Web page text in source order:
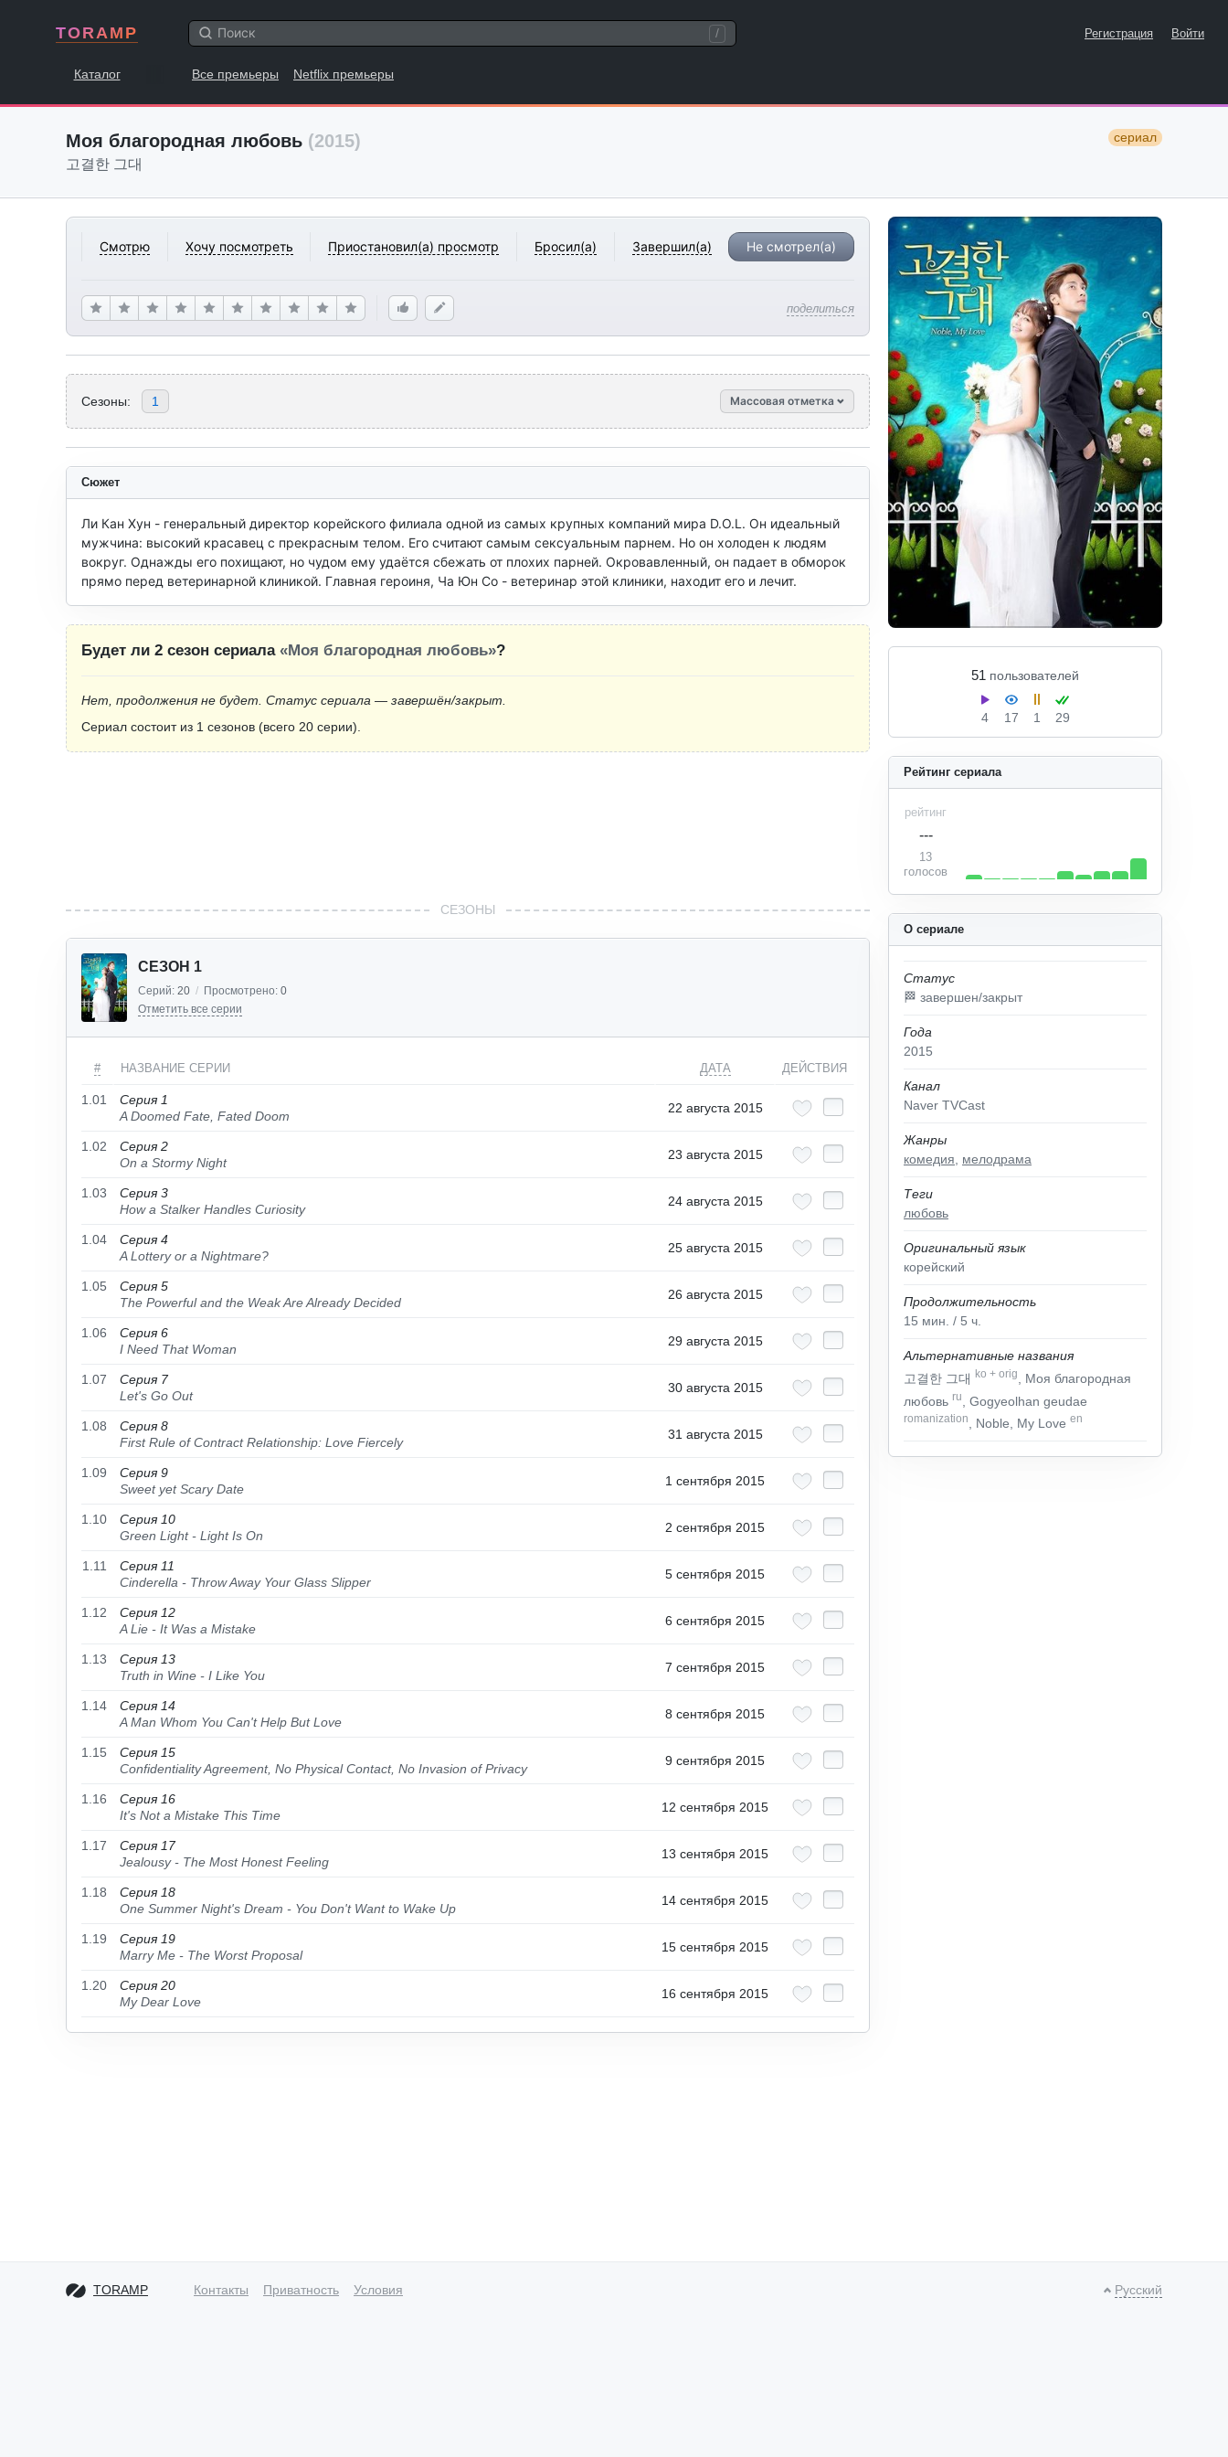
TORAMP / Регистрация Войти
Каталог Все премьеры Netflix премьеры
Моя благородная любовь (2015) сериал
고결한 그대
Смотрю Хочу посмотреть Приостановил(а) просмотр Бросил(а) Завершил(а) Не смотрел(а)
поделиться
51 пользователей
4 17 1 29
Сезоны: 1 Массовая отметка
О сериале
Статус
🏁 завершен/закрыт
Года
2015
Канал
Naver TVCast
Жанры
комедия
мелодрама
Теги
любовь
Оригинальный язык
корейский
Продолжительность
15 мин. / 5 ч.
Альтернативные названия
고결한 그대 ko + orig
, Моя благородная
любовь ru , Gogyeolhan geudae
romanization , Noble, My Love en
Рейтинг сериала
рейтинг
---
13
голосов
Сюжет
Ли Кан Хун - генеральный директор корейского филиала одной из самых крупных компаний мира D.O.L. Он идеальный
мужчина: высокий красавец с прекрасным телом. Его считают самым сексуальным парнем. Но он холоден к людям
вокруг. Однажды его похищают, но чудом ему удаётся сбежать от плохих парней. Окровавленный, он падает в обморок
прямо перед ветеринарной клиникой. Главная героиня, Ча Юн Со - ветеринар этой клиники, находит его и лечит.
Будет ли 2 сезон сериала «Моя благородная любовь»?
Нет, продолжения не будет. Статус сериала — завершён/закрыт.
Сериал состоит из 1 сезонов (всего 20 серии).
СЕЗОНЫ
СЕЗОН 1
Серий: 20 / Просмотрено: 0
Отметить все серии
# НАЗВАНИЕ СЕРИИ ДАТА ДЕЙСТВИЯ
1.01
Серия 1
A Doomed Fate, Fated Doom
22 августа 2015
1.02
Серия 2
On a Stormy Night
23 августа 2015
1.03
Серия 3
How a Stalker Handles Curiosity
24 августа 2015
1.04
Серия 4
A Lottery or a Nightmare?
25 августа 2015
1.05
Серия 5
The Powerful and the Weak Are Already Decided
26 августа 2015
1.06
Серия 6
I Need That Woman
29 августа 2015
1.07
Серия 7
Let's Go Out
30 августа 2015
1.08
Серия 8
First Rule of Contract Relationship: Love Fiercely
31 августа 2015
1.09
Серия 9
Sweet yet Scary Date
1 сентября 2015
1.10
Серия 10
Green Light - Light Is On
2 сентября 2015
1.11
Серия 11
Cinderella - Throw Away Your Glass Slipper
5 сентября 2015
1.12
Серия 12
A Lie - It Was a Mistake
6 сентября 2015
1.13
Серия 13
Truth in Wine - I Like You
7 сентября 2015
1.14
Серия 14
A Man Whom You Can't Help But Love
8 сентября 2015
1.15
Серия 15
Confidentiality Agreement, No Physical Contact, No Invasion of Privacy
9 сентября 2015
1.16
Серия 16
It's Not a Mistake This Time
12 сентября 2015
1.17
Серия 17
Jealousy - The Most Honest Feeling
13 сентября 2015
1.18
Серия 18
One Summer Night's Dream - You Don't Want to Wake Up
14 сентября 2015
1.19
Серия 19
Marry Me - The Worst Proposal
15 сентября 2015
1.20
Серия 20
My Dear Love
16 сентября 2015
TORAMP Контакты Приватность Условия Русский